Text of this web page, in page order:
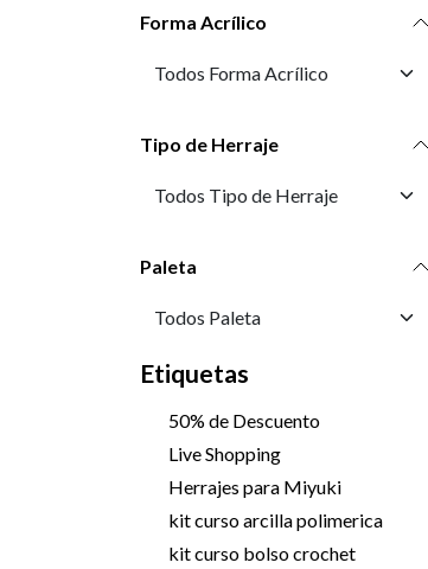
Forma Acrílico
Tipo de Herraje
Paleta
Etiquetas
50% de Descuento
Live Shopping
Herrajes para Miyuki
kit curso arcilla polimerica
kit curso bolso crochet